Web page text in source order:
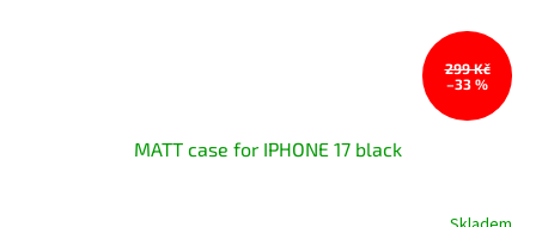
299 Kč
–33 %
MATT case for IPHONE 17 black